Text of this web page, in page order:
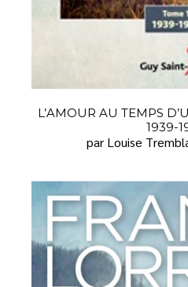
L’AMOUR AU TEMPS
1939-
par Louise